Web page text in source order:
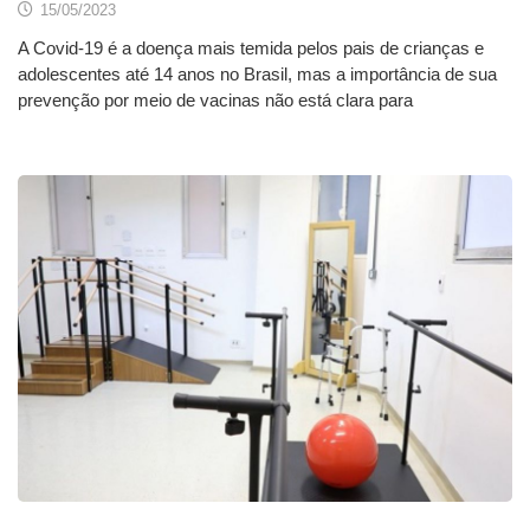
15/05/2023
A Covid-19 é a doença mais temida pelos pais de crianças e
adolescentes até 14 anos no Brasil, mas a importância de sua
prevenção por meio de vacinas não está clara para